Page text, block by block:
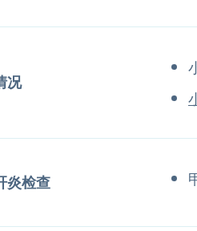
况
炎检查